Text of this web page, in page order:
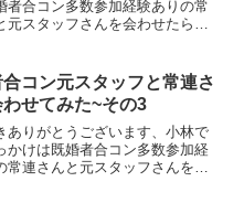
者合コン多数参加経験ありの常
元スタッフさんを会わせたらど
れどんな反応だったかをまとめ
していきます。参...
合コン元スタッフと常連さ
わせてみた~その3
ありがとうございます、小林で
かけは既婚者合コン多数参加経
常連さんと元スタッフさんを会